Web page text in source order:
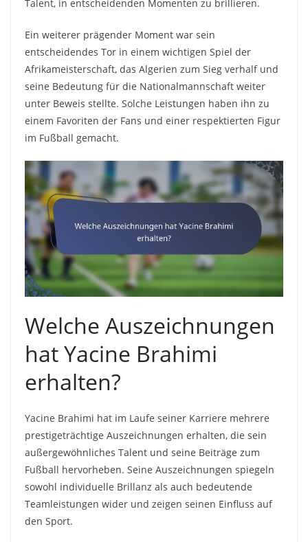
Talent, in entscheidenden Momenten zu brillieren.
Ein weiterer prägender Moment war sein
entscheidendes Tor in einem wichtigen Spiel der
Afrikameisterschaft, das Algerien zum Sieg verhalf und
seine Bedeutung für die Nationalmannschaft weiter
unter Beweis stellte. Solche Leistungen haben ihn zu
einem Favoriten der Fans und einer respektierten Figur
im Fußball gemacht.
Welche Auszeichnungen
hat Yacine Brahimi
erhalten?
Yacine Brahimi hat im Laufe seiner Karriere mehrere
prestigeträchtige Auszeichnungen erhalten, die sein
außergewöhnliches Talent und seine Beiträge zum
Fußball hervorheben. Seine Auszeichnungen spiegeln
sowohl individuelle Brillanz als auch bedeutende
Teamleistungen wider und zeigen seinen Einfluss auf
den Sport.